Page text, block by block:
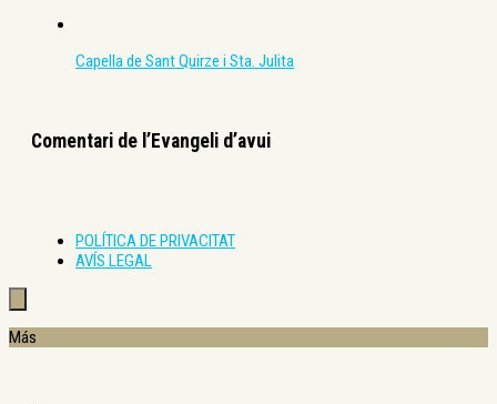
Capella de Sant Quirze i Sta. Julita
Comentari de l’Evangeli d’avui
POLÍTICA DE PRIVACITAT
AVÍS LEGAL
Más